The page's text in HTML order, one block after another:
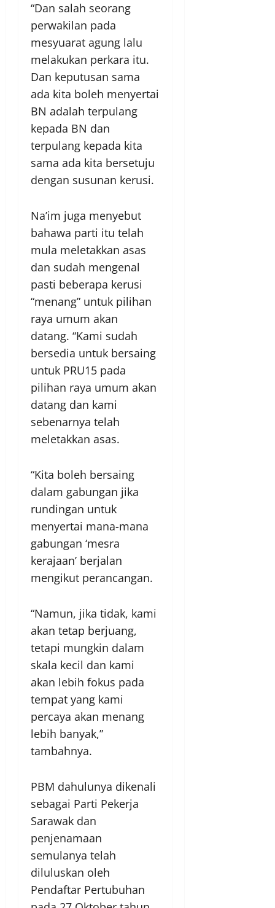
“Dan salah seorang
perwakilan pada
mesyuarat agung lalu
melakukan perkara itu.
Dan keputusan sama
ada kita boleh menyertai
BN adalah terpulang
kepada BN dan
terpulang kepada kita
sama ada kita bersetuju
dengan susunan kerusi.
Na’im juga menyebut
bahawa parti itu telah
mula meletakkan asas
dan sudah mengenal
pasti beberapa kerusi
“menang” untuk pilihan
raya umum akan
datang. “Kami sudah
bersedia untuk bersaing
untuk PRU15 pada
pilihan raya umum akan
datang dan kami
sebenarnya telah
meletakkan asas.
“Kita boleh bersaing
dalam gabungan jika
rundingan untuk
menyertai mana-mana
gabungan ‘mesra
kerajaan’ berjalan
mengikut perancangan.
“Namun, jika tidak, kami
akan tetap berjuang,
tetapi mungkin dalam
skala kecil dan kami
akan lebih fokus pada
tempat yang kami
percaya akan menang
lebih banyak,”
tambahnya.
PBM dahulunya dikenali
sebagai Parti Pekerja
Sarawak dan
penjenamaan
semulanya telah
diluluskan oleh
Pendaftar Pertubuhan